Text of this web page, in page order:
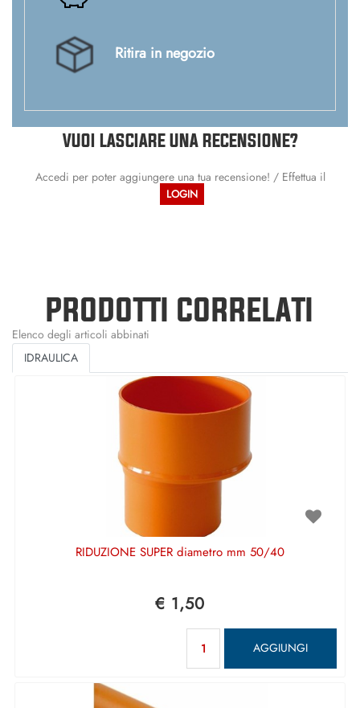
Ritira in negozio
VUOI LASCIARE UNA RECENSIONE?
Accedi per poter aggiungere una tua recensione! / Effettua il
LOGIN
PRODOTTI CORRELATI
Elenco degli articoli abbinati
IDRAULICA
RIDUZIONE SUPER diametro mm 50/40
€ 1,50
AGGIUNGI